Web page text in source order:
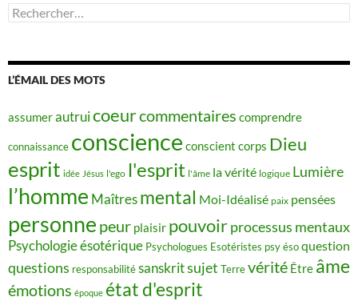
Rechercher :
L’ÉMAIL DES MOTS
assumerautruicoeurcommentaires comprendre
connaissance conscience conscient corps Dieu
esprit idée Jésus l'ego l'esprit l'âme la vérité logique Lumière
l’homme Maîtres mental Moi-Idéalisé paix pensées
personne peur plaisir pouvoirprocessus mentaux
Psychologie ésotérique Psychologues Esotéristes psy ésoquestion
questions responsabilitésanskritsujet Terrevérité Être âme
émotions époque état d'esprit